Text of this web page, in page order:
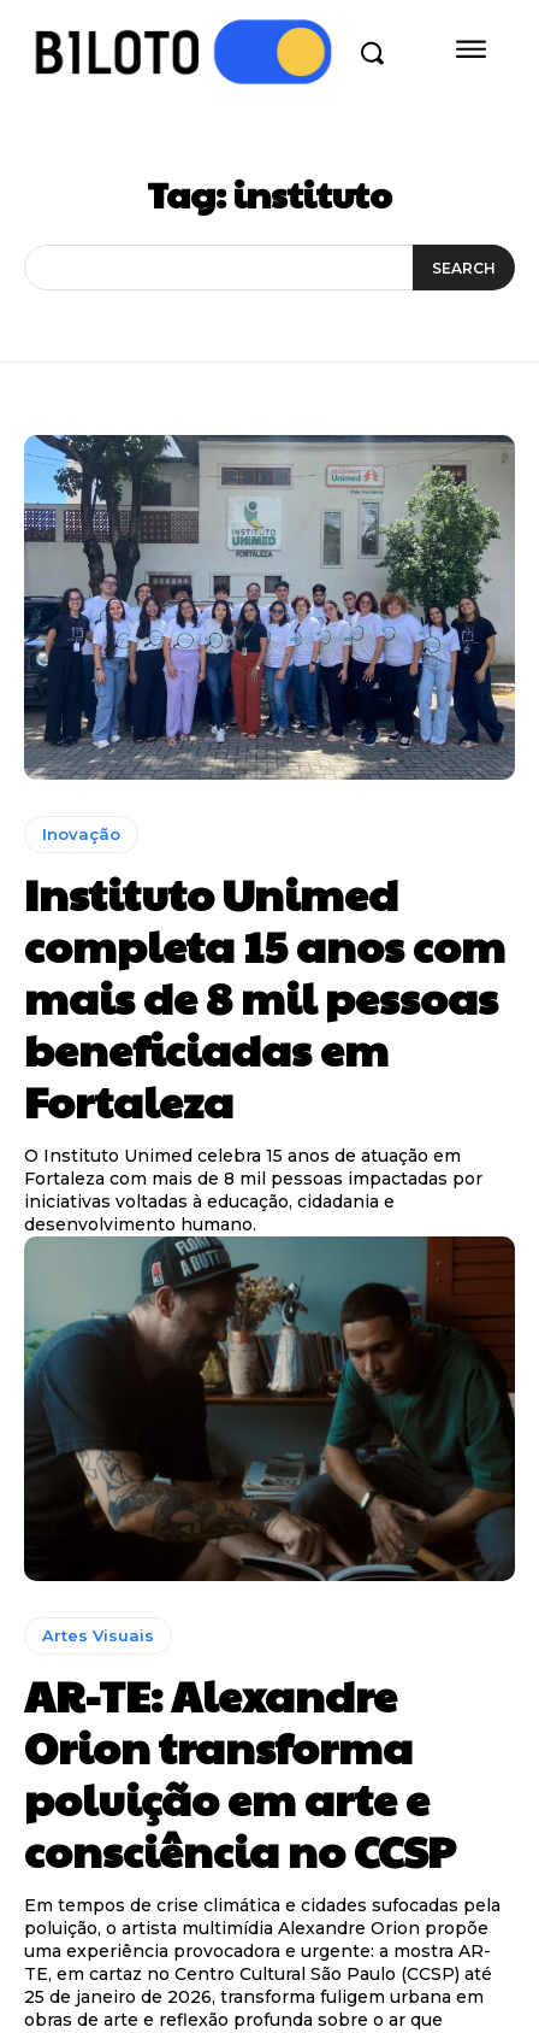
Tag:instituto
SEARCH
Inovação
Instituto Unimed
completa 15 anos com
mais de 8 mil pessoas
beneficiadas em
Fortaleza
O Instituto Unimed celebra 15 anos de atuação em
Fortaleza com mais de 8 mil pessoas impactadas por
iniciativas voltadas à educação, cidadania e
desenvolvimento humano.
Artes Visuais
AR-TE: Alexandre
Orion transforma
poluição em arte e
consciência no CCSP
Em tempos de crise climática e cidades sufocadas pela
poluição, o artista multimídia Alexandre Orion propõe
uma experiência provocadora e urgente: a mostra AR-
TE, em cartaz no Centro Cultural São Paulo (CCSP) até
25 de janeiro de 2026, transforma fuligem urbana em
obras de arte e reflexão profunda sobre o ar que